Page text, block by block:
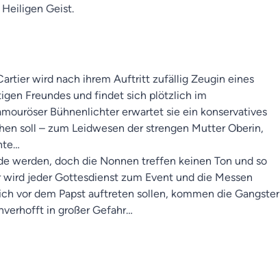
Geist.
wird nach ihrem Auftritt zufällig Zeugin eines
Freundes und findet sich plötzlich im
Bühnenlichter erwartet sie ein konservatives
soll – zum Leidwesen der strengen Mutter Oberin,
werden, doch die Nonnen treffen keinen Ton und so
jeder Gottesdienst zum Event und die Messen
vor dem Papst auftreten sollen, kommen die Gangster
in großer Gefahr…